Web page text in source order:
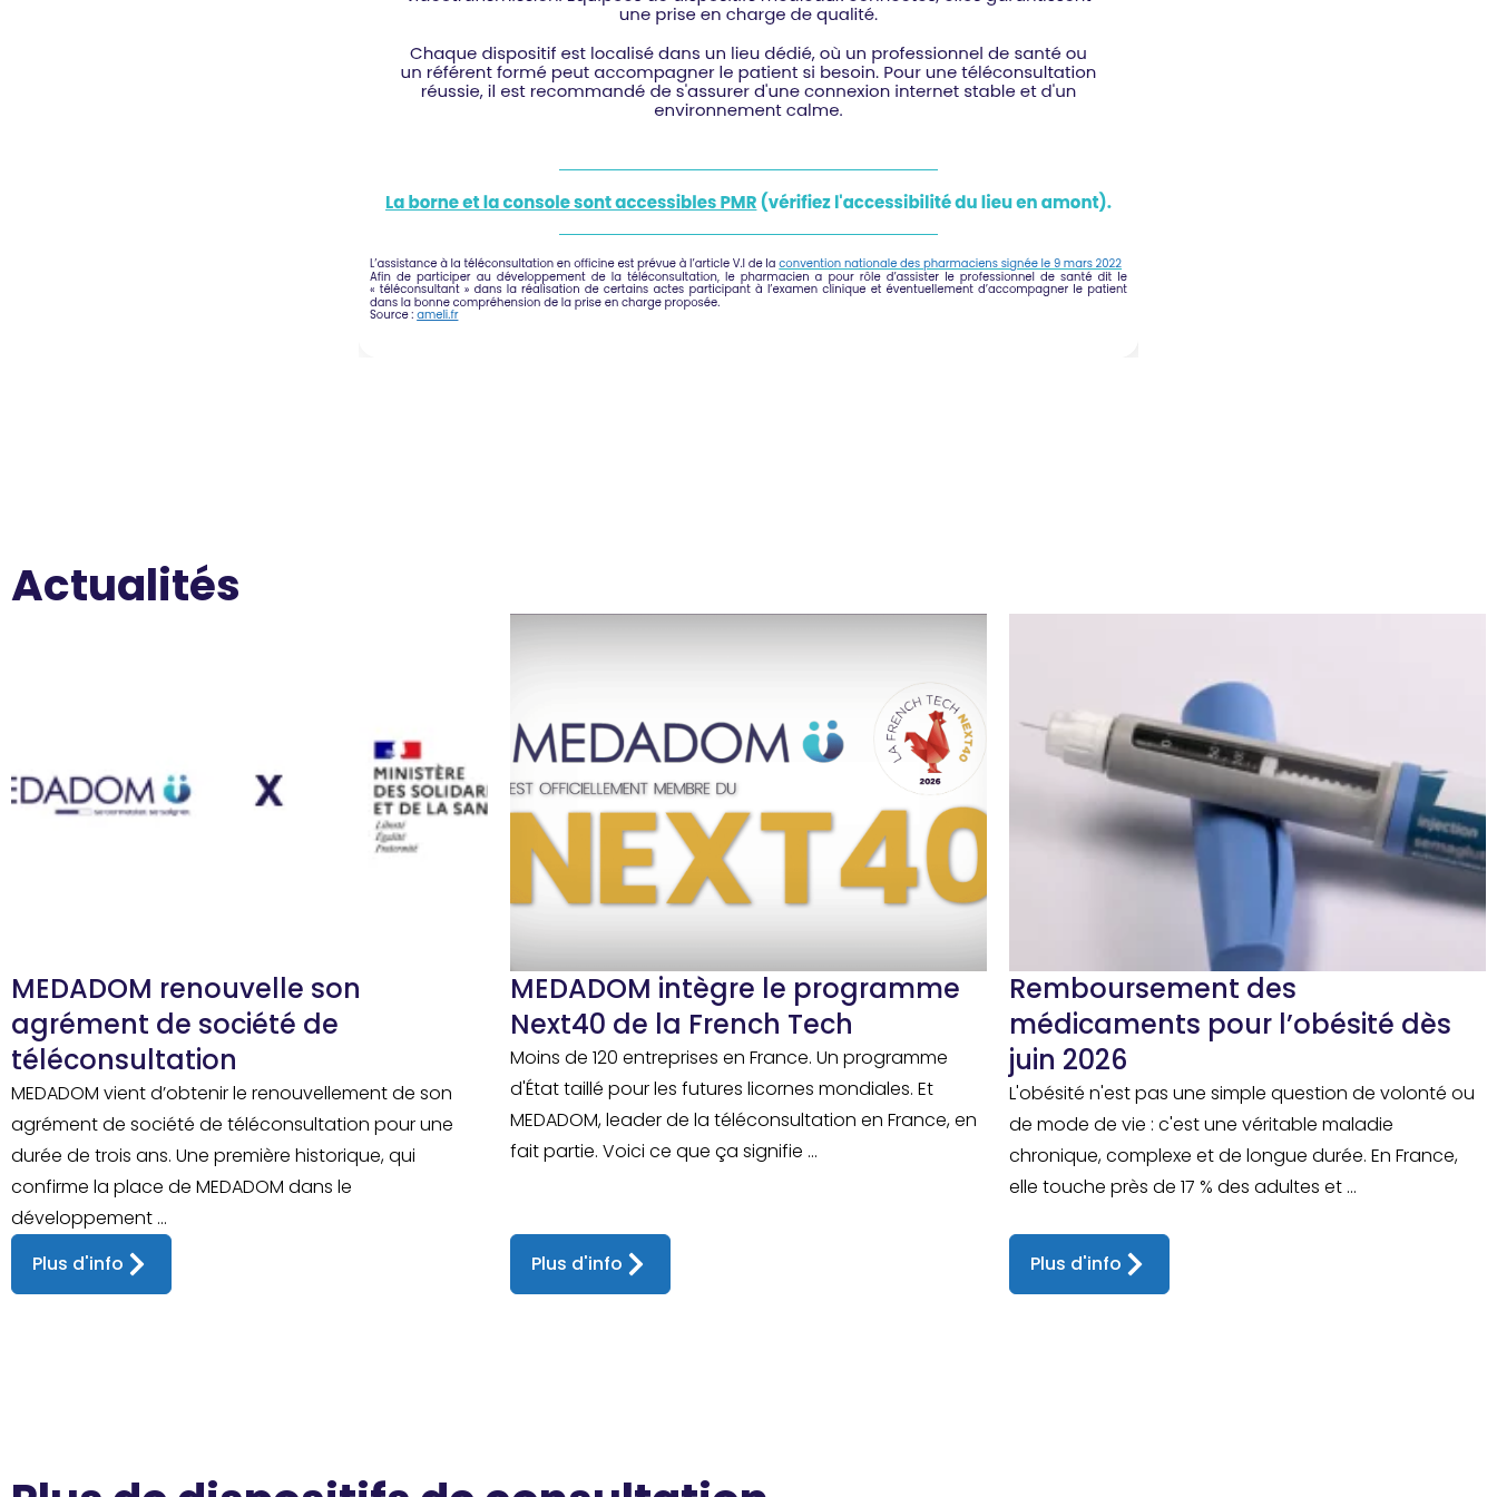
Actualités
MEDADOM renouvelle son
agrément de société de
téléconsultation
MEDADOM vient d’obtenir le renouvellement de son
agrément de société de téléconsultation pour une
durée de trois ans. Une première historique, qui
confirme la place de MEDADOM dans le
développement ...
Plus d'info
MEDADOM intègre le programme
Next40 de la French Tech
Moins de 120 entreprises en France. Un programme
d'État taillé pour les futures licornes mondiales. Et
MEDADOM, leader de la téléconsultation en France, en
fait partie. Voici ce que ça signifie ...
Plus d'info
Remboursement des
médicaments pour l’obésité dès
juin 2026
L'obésité n'est pas une simple question de volonté ou
de mode de vie : c'est une véritable maladie
chronique, complexe et de longue durée. En France,
elle touche près de 17 % des adultes et ...
Plus d'info